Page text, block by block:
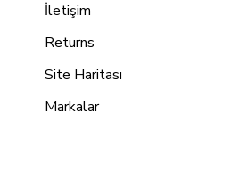
İletişim
Returns
Site Haritası
Markalar